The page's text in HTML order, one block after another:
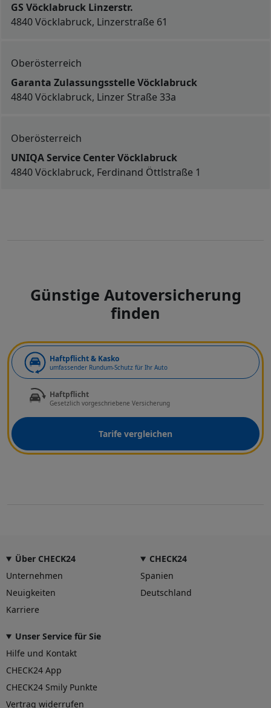
GS Vöcklabruck Linzerstr.
4840 Vöcklabruck, Linzerstraße 61
Oberösterreich
Garanta Zulassungsstelle Vöcklabruck
4840 Vöcklabruck, Linzer Straße 33a
Oberösterreich
UNIQA Service Center Vöcklabruck
4840 Vöcklabruck, Ferdinand Öttlstraße 1
Günstige Autoversicherung
finden
Haftpflicht & Kasko
umfassender Rundum-Schutz für Ihr Auto
Haftpflicht
Gesetzlich vorgeschriebene Versicherung
Tarife vergleichen
Über CHECK24
Unternehmen
Neuigkeiten
Karriere
CHECK24
Spanien
Deutschland
Unser Service für Sie
Hilfe und Kontakt
CHECK24 App
CHECK24 Smily Punkte
Vertrag widerrufen